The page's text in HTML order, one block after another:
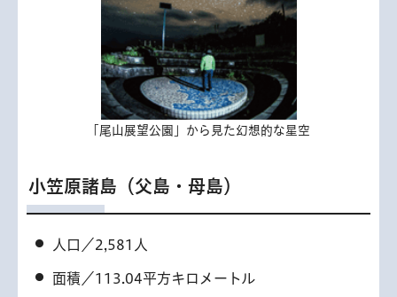
「尾山展望公園」から見た幻想的な星空
小笠原諸島（父島・母島）
人口／2,581人
面積／113.04平方キロメートル